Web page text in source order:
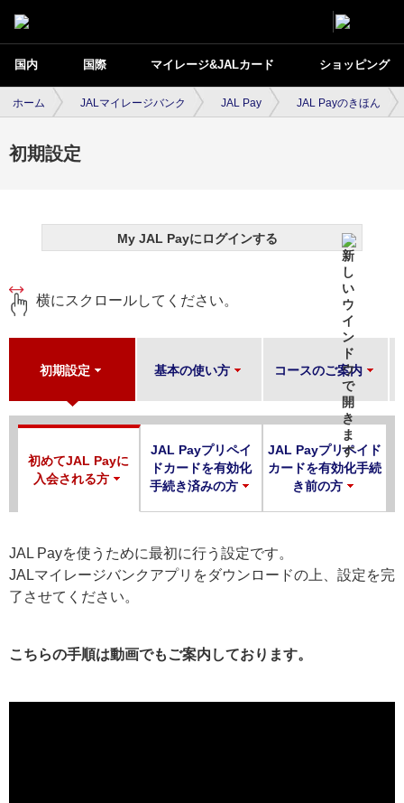
国内 国際 マイレージ&JALカード ショッピング
ホーム JALマイレージバンク JAL Pay JAL Payのきほん
初期設定
My JAL Payにログインする
横にスクロールしてください。
初期設定 基本の使い方 コースのご案内
初めてJAL Payに
入会される方
JAL Payプリペイ
ドカードを有効化
手続き済みの方
JAL Payプリペイド
カードを有効化手続
き前の方
JAL Payを使うために最初に行う設定です。
JALマイレージバンクアプリをダウンロードの上、設定を完
了させてください。
こちらの手順は動画でもご案内しております。